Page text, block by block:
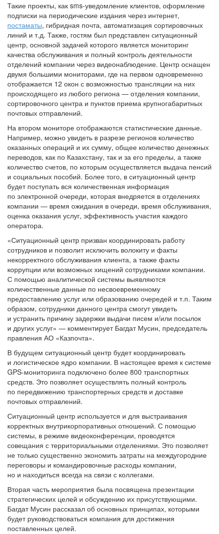
Такие проекты, как sms-уведомление клиентов, оформление
подписки на периодические издания через интернет,
постаматы, гибридная почта, автоматизация сортировочных
линий и т.д. Также, гостям был представлен ситуационный
центр, основной задачей которого является мониторинг
качества обслуживания и полный контроль деятельности
отделений компании через видеонаблюдение. Центр оснащен
двумя большими мониторами, где на первом одновременно
отображается 12 окон с возможностью трансляции на них
происходящего из любого региона — отделения компании,
сортировочного центра и пунктов приема крупногабаритных
почтовых отправлений.
На втором мониторе отображаются статистические данные.
Например, можно увидеть в разрезе регионов количество
оказанных операций и их сумму, общее количество денежных
переводов, как по Казахстану, так и за его пределы, а также
количество счетов, по которым осуществляется выдача пенсий
и социальных пособий. Более того, в ситуационный центр
будет поступать вся количественная информация
по электронной очереди, которая внедряется в отделениях
компании — время ожидания в очереди, время обслуживания,
оценка оказания услуг, эффективность участия каждого
оператора.
«Ситуационный центр призван координировать работу
сотрудников и позволит исключить волокиту и факты
некорректного обслуживания клиента, а также факты
коррупции или возможных хищений сотрудниками компании.
С помощью аналитической системы выявляются
количественные данные по несвоевременному
предоставлению услуг или образованию очередей и т.п. Таким
образом, сотрудники данного центра смогут увидеть
и устранить причину задержки выдачи писем и/или посылок
и других услуг» — комментирует Багдат Мусин, председатель
правления АО «Казпочта».
В будущем ситуационный центр будет координировать
и логистическое ядро компании. В настоящее время к системе
GPS-мониторинга подключено более 800 транспортных
средств. Это позволяет осуществлять полный контроль
по передвижению транспортерных средств и доставке
почтовых отправлений.
Ситуационный центр используется и для выстраивания
корректных внутрикорпоративных отношений. С помощью
системы, в режиме видеоконференции, проводятся
совещания с территориальными отделениями. Это позволяет
не только существенно экономить затраты на междугородние
переговоры и командировочные расходы компании,
но и находиться всегда на связи с коллегами.
Вторая часть мероприятия была посвящена презентации
стратегических целей и обсуждению их присутствующими.
Багдат Мусин рассказал об основных принципах, которыми
будет руководствоваться компания для достижения
поставленных целей.